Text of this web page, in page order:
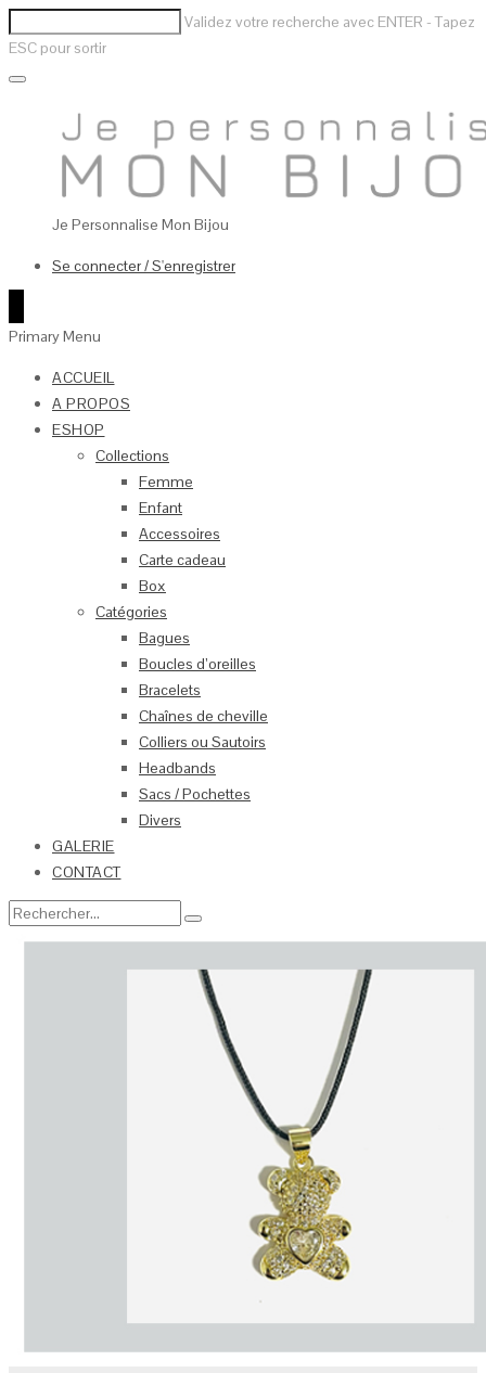
Validez votre recherche avec ENTER - Tapez
ESC pour sortir
Je Personnalise Mon Bijou
Se connecter / S'enregistrer
Primary Menu
ACCUEIL
A PROPOS
ESHOP
Collections
Femme
Enfant
Accessoires
Carte cadeau
Box
Catégories
Bagues
Boucles d’oreilles
Bracelets
Chaînes de cheville
Colliers ou Sautoirs
Headbands
Sacs / Pochettes
Divers
GALERIE
CONTACT